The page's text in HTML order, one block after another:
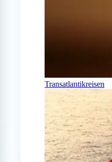
Transatlantikreisen